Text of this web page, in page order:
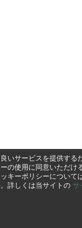
いサービスを提供する
の使用に同意いただけ
キーポリシーについて
詳しくは当サイトの サ